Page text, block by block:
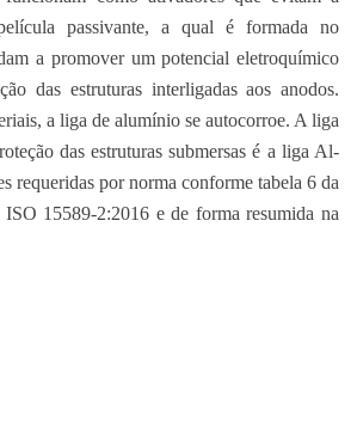
passivante, a qual é formada no
a promover um potencial eletroquímico
das estruturas interligadas aos anodos.
a liga de alumínio se autocorroe. A liga
das estruturas submersas é a liga Al-
requeridas por norma conforme tabela 6 da
15589-2:2016 e de forma resumida na